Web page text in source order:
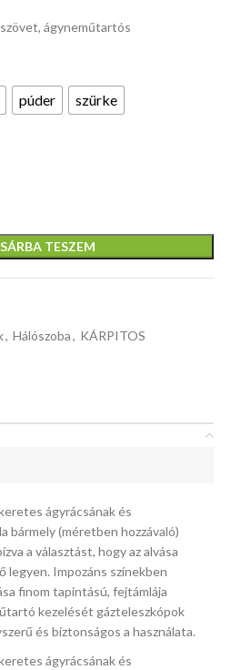
ágyneműtartós
púder
szürke
TESZEM
, Hálószoba, KÁRPITOS
ágyrácsának és
bármely (méretben hozzávaló)
a választást, hogy az alvása
Impozáns színekben
finom tapintású, fejtámlája
kezelését gázteleszkópok
és biztonságos a használata.
ágyrácsának és